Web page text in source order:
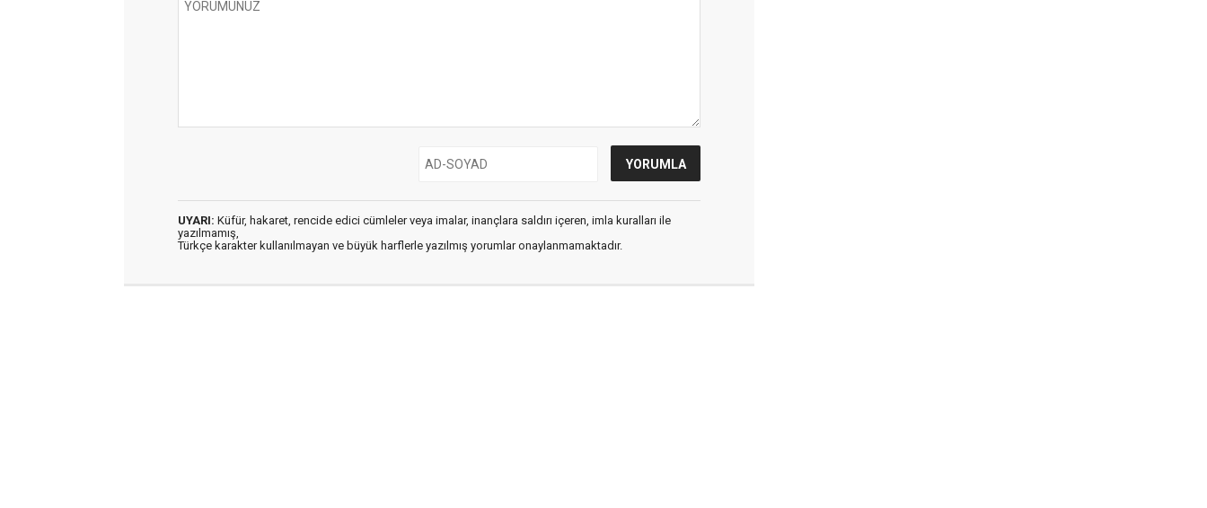
UYARI: Küfür, hakaret, rencide edici cümleler veya imalar, inançlara saldırı içeren, imla kuralları ile
yazılmamış,
Türkçe karakter kullanılmayan ve büyük harflerle yazılmış yorumlar onaylanmamaktadır.